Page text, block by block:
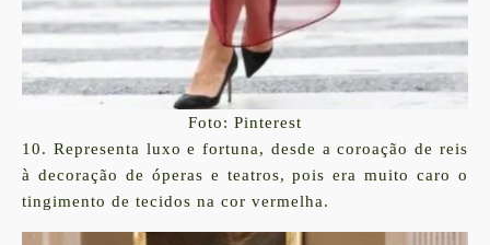
Foto: Pinterest
10. Representa luxo e fortuna, desde a coroação de reis
à decoração de óperas e teatros, pois era muito caro o
tingimento de tecidos na cor vermelha.